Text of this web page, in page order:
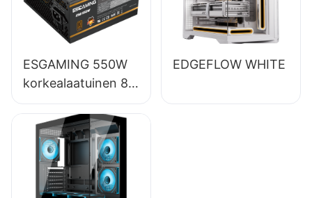
virtalähde
ESB650W
ESGAMING 550W
korkealaatuinen 85
%:n hyötysuhde
80+ pronssi
pöytätietokoneiden
virtalähde
ESB550W
EDGEFLOW WHITE